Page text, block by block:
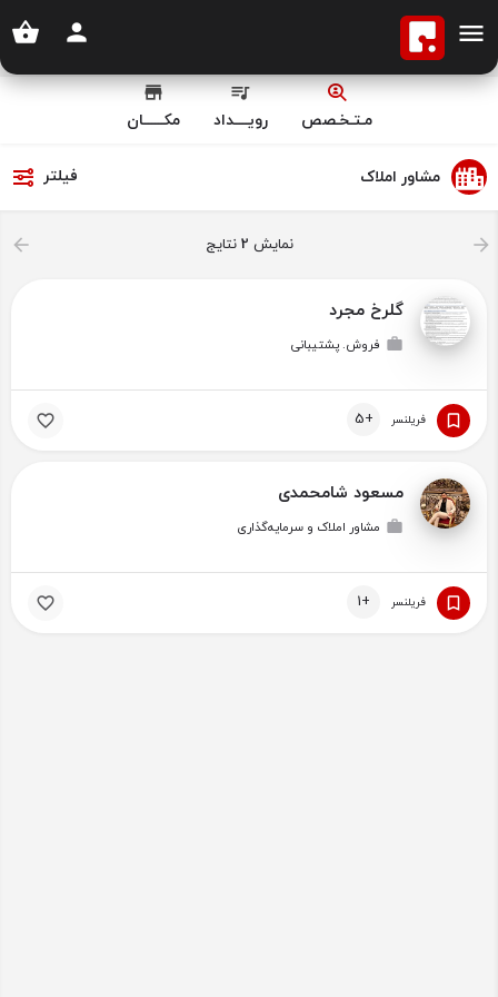
مـتـخـصص رویــــداد مکــــــان
مشاور املاک فیلتر
نمایش 2 نتایج
گلرخ مجرد
فروش. پشتیبانی
فریلنسر +5
مسعود شامحمدی
مشاور املاک و سرمایه‌گذاری
فریلنسر +1